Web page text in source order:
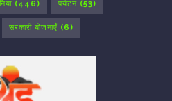
(446) पर्यटन (53)
सरकारी योजनाएँ (6)